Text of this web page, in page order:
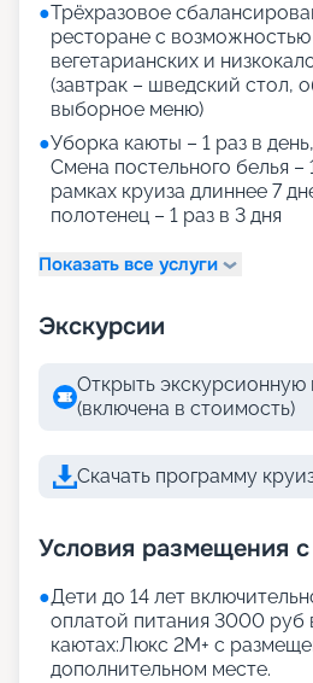
●Трёхразовое
ресторане с
вегетарианских и
(завтрак – шведский стол,
выборное меню)
●Уборка каюты – 1 раз в
Смена постельного белья –
рамках круиза длиннее 7
полотенец – 1 раз в 3 дня
Показать все услуги
Экскурсии
Открыть экскурсионную
(включена в стоимость)
Скачать программу
Условия размещения
●Дети до 14 лет
оплатой питания 3000 руб
каютах:Люкс 2М+ с
дополнительном месте.